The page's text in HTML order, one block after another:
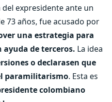
expresidente ante un
73 años, fue acusado por
una estrategia para
de terceros. La idea
o declarasen que
paramilitarismo. Esta es
colombiano